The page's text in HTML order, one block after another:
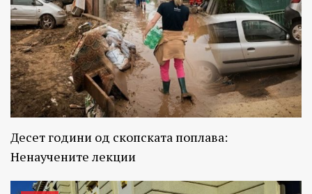
Десет години од скопската поплава:
Ненаучените лекции